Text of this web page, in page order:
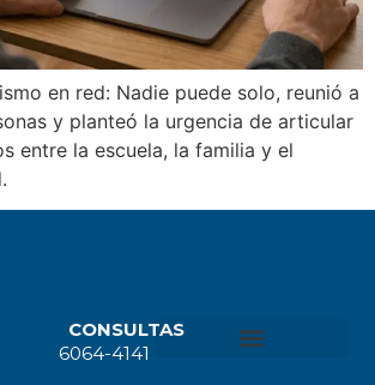
en red: Nadie puede solo, reunió a
y planteó la urgencia de articular
entre la escuela, la familia y el
CONSULTAS
6064-4141